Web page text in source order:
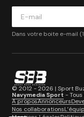
Dans votre boite e-mail
© 2012 - 2026 | Sport
Navymedia Sport -
A proposAnnonceurs
Nos collaborations